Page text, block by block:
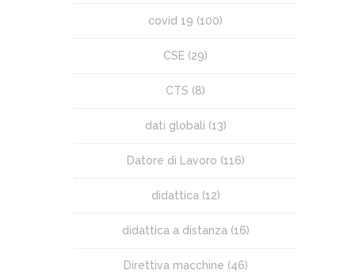
covid 19 (100)
CSE (29)
CTS (8)
dati globali (13)
Datore di Lavoro (116)
didattica (12)
didattica a distanza (16)
Direttiva macchine (46)